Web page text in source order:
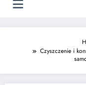
Czyszczenie i